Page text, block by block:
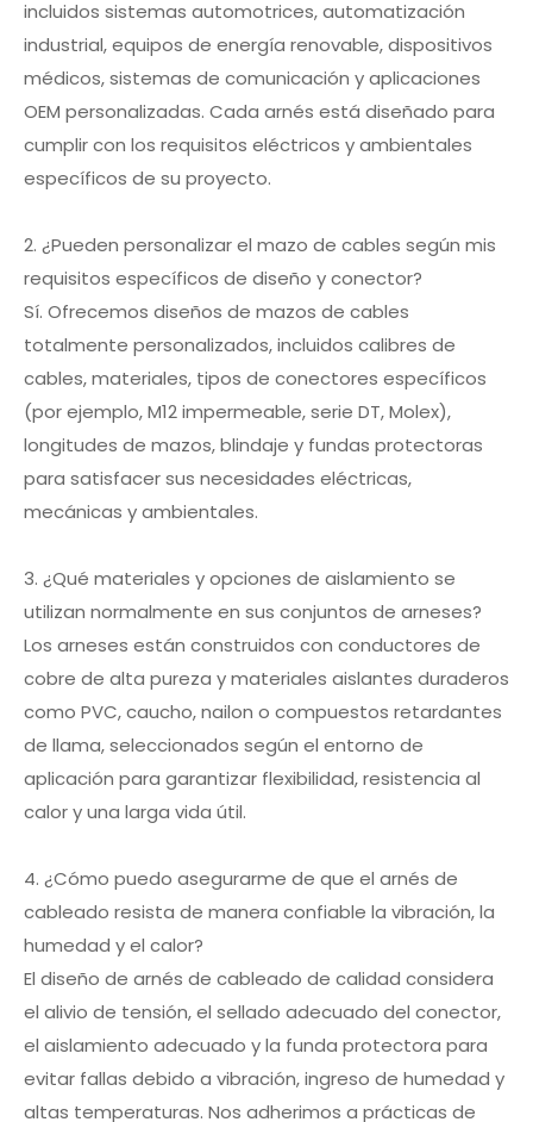
incluidos sistemas automotrices, automatización
industrial, equipos de energía renovable, dispositivos
médicos, sistemas de comunicación y aplicaciones
OEM personalizadas. Cada arnés está diseñado para
cumplir con los requisitos eléctricos y ambientales
específicos de su proyecto.
2. ¿Pueden personalizar el mazo de cables según mis
requisitos específicos de diseño y conector?
Sí. Ofrecemos diseños de mazos de cables
totalmente personalizados, incluidos calibres de
cables, materiales, tipos de conectores específicos
(por ejemplo, M12 impermeable, serie DT, Molex),
longitudes de mazos, blindaje y fundas protectoras
para satisfacer sus necesidades eléctricas,
mecánicas y ambientales.
3. ¿Qué materiales y opciones de aislamiento se
utilizan normalmente en sus conjuntos de arneses?
Los arneses están construidos con conductores de
cobre de alta pureza y materiales aislantes duraderos
como PVC, caucho, nailon o compuestos retardantes
de llama, seleccionados según el entorno de
aplicación para garantizar flexibilidad, resistencia al
calor y una larga vida útil.
4. ¿Cómo puedo asegurarme de que el arnés de
cableado resista de manera confiable la vibración, la
humedad y el calor?
El diseño de arnés de cableado de calidad considera
el alivio de tensión, el sellado adecuado del conector,
el aislamiento adecuado y la funda protectora para
evitar fallas debido a vibración, ingreso de humedad y
altas temperaturas. Nos adherimos a prácticas de